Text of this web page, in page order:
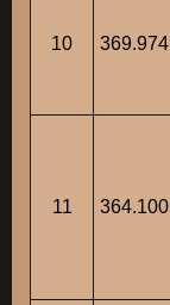
10 369.974
11 364.100